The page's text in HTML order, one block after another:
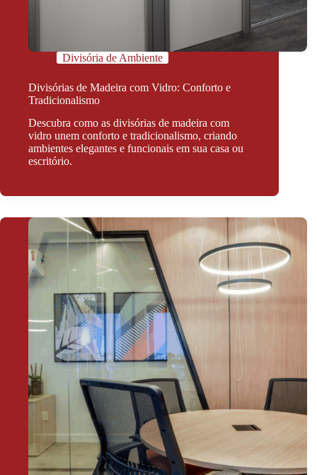
Divisória de Ambiente
Divisórias de Madeira com Vidro: Conforto e
Tradicionalismo
Descubra como as divisórias de madeira com
vidro unem conforto e tradicionalismo, criando
ambientes elegantes e funcionais em sua casa ou
escritório.